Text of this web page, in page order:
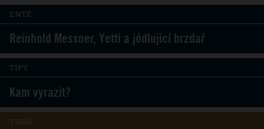
ENTÉ
Reinhold Messner, Yetti a jódlující brzdař
TIPY
Kam vyrazit?
TIRÁŽ